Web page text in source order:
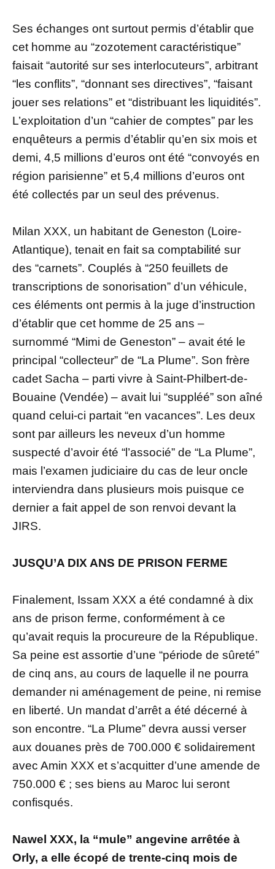
Ses échanges ont surtout permis d’établir que
cet homme au “zozotement caractéristique”
faisait “autorité sur ses interlocuteurs”, arbitrant
“les conflits”, “donnant ses directives”, “faisant
jouer ses relations” et “distribuant les liquidités”.
L’exploitation d’un “cahier de comptes” par les
enquêteurs a permis d’établir qu’en six mois et
demi, 4,5 millions d’euros ont été “convoyés en
région parisienne” et 5,4 millions d’euros ont
été collectés par un seul des prévenus.
Milan XXX, un habitant de Geneston (Loire-
Atlantique), tenait en fait sa comptabilité sur
des “carnets”. Couplés à “250 feuillets de
transcriptions de sonorisation” d’un véhicule,
ces éléments ont permis à la juge d’instruction
d’établir que cet homme de 25 ans –
surnommé “Mimi de Geneston” – avait été le
principal “collecteur” de “La Plume”. Son frère
cadet Sacha – parti vivre à Saint-Philbert-de-
Bouaine (Vendée) – avait lui “suppléé” son aîné
quand celui-ci partait “en vacances”. Les deux
sont par ailleurs les neveux d’un homme
suspecté d’avoir été “l’associé” de “La Plume”,
mais l’examen judiciaire du cas de leur oncle
interviendra dans plusieurs mois puisque ce
dernier a fait appel de son renvoi devant la
JIRS.
JUSQU’A DIX ANS DE PRISON FERME
Finalement, Issam XXX a été condamné à dix
ans de prison ferme, conformément à ce
qu’avait requis la procureure de la République.
Sa peine est assortie d’une “période de sûreté”
de cinq ans, au cours de laquelle il ne pourra
demander ni aménagement de peine, ni remise
en liberté. Un mandat d’arrêt a été décerné à
son encontre. “La Plume” devra aussi verser
aux douanes près de 700.000 € solidairement
avec Amin XXX et s’acquitter d’une amende de
750.000 € ; ses biens au Maroc lui seront
confisqués.
Nawel XXX, la “mule” angevine arrêtée à
Orly, a elle écopé de trente-cinq mois de